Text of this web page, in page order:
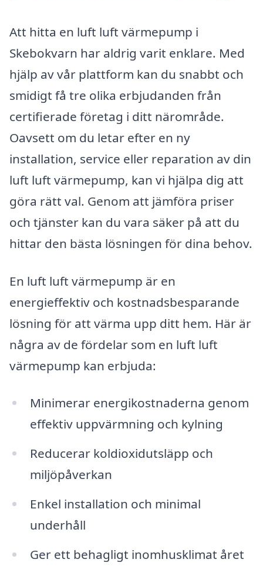
Att hitta en luft luft värmepump i
Skebokvarn har aldrig varit enklare. Med
hjälp av vår plattform kan du snabbt och
smidigt få tre olika erbjudanden från
certifierade företag i ditt närområde.
Oavsett om du letar efter en ny
installation, service eller reparation av din
luft luft värmepump, kan vi hjälpa dig att
göra rätt val. Genom att jämföra priser
och tjänster kan du vara säker på att du
hittar den bästa lösningen för dina behov.
En luft luft värmepump är en
energieffektiv och kostnadsbesparande
lösning för att värma upp ditt hem. Här är
några av de fördelar som en luft luft
värmepump kan erbjuda:
Minimerar energikostnaderna genom
effektiv uppvärmning och kylning
Reducerar koldioxidutsläpp och
miljöpåverkan
Enkel installation och minimal
underhåll
Ger ett behagligt inomhusklimat året